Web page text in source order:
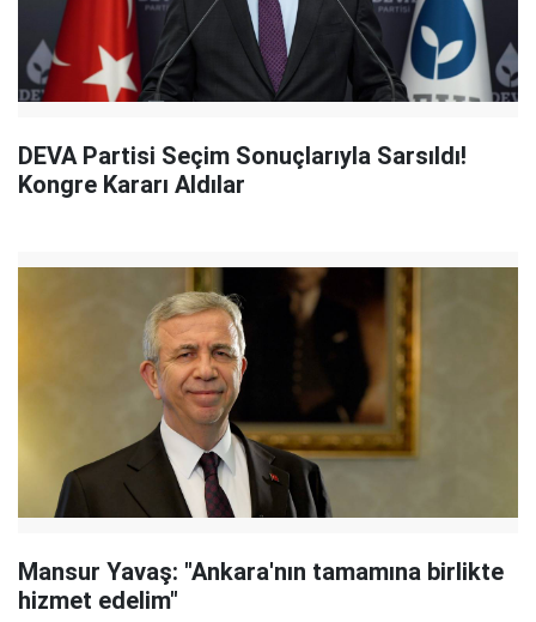
DEVA Partisi Seçim Sonuçlarıyla Sarsıldı!
Kongre Kararı Aldılar
Mansur Yavaş: "Ankara'nın tamamına birlikte
hizmet edelim"